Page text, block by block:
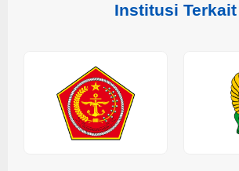
Institusi Terkait